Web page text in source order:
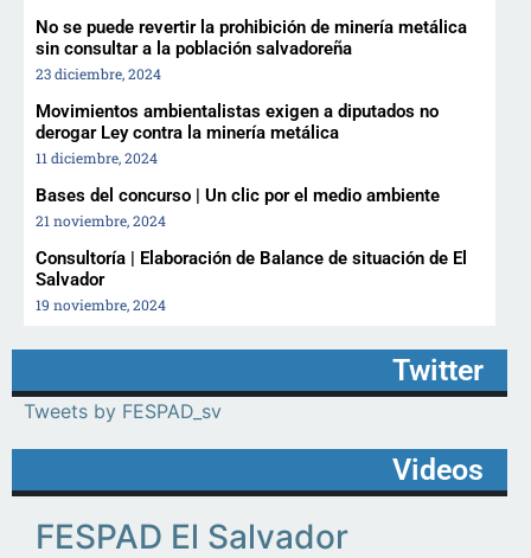
No se puede revertir la prohibición de minería metálica
sin consultar a la población salvadoreña
23 diciembre, 2024
Movimientos ambientalistas exigen a diputados no
derogar Ley contra la minería metálica
11 diciembre, 2024
Bases del concurso | Un clic por el medio ambiente
21 noviembre, 2024
Consultoría | Elaboración de Balance de situación de El
Salvador
19 noviembre, 2024
Twitter
Tweets by FESPAD_sv
Videos
FESPAD El Salvador